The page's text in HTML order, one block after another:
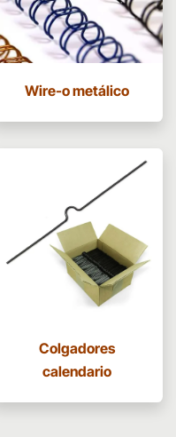
Wire-o metálico
Colgadores
calendario